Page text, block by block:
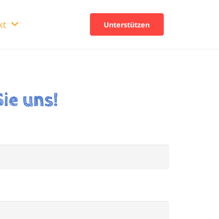
Unterstützen
uns!